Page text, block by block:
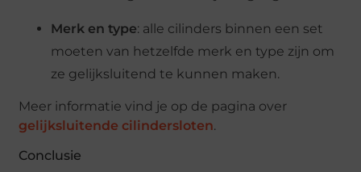
Merk en type: alle cilinders binnen een set
moeten van hetzelfde merk en type zijn om
ze gelijksluitend te kunnen maken.
Meer informatie vind je op de pagina over
gelijksluitende cilindersloten.
Conclusie